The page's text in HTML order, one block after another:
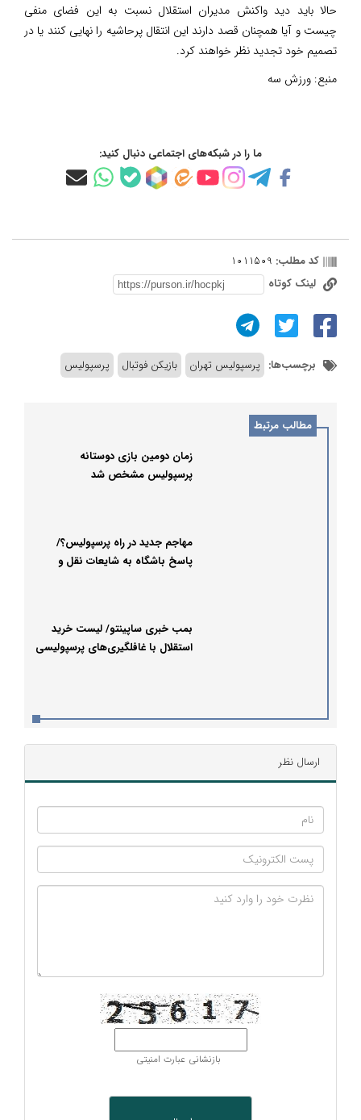
حالا باید دید واکنش مدیران استقلال نسبت به این فضای منفی
چیست و آیا همچنان قصد دارند این انتقال پرحاشیه را نهایی کنند یا در
تصمیم خود تجدید نظر خواهند کرد.
منبع: ورزش سه
ما را در شبکه‌های اجتماعی دنبال کنید:
کد مطلب: 1011509
لینک کوتاه
برچسب‌ها: پرسپولیس تهران بازیکن فوتبال پرسپولیس
مطالب مرتبط
زمان دومین بازی دوستانه
پرسپولیس مشخص شد
مهاجم جدید در راه پرسپولیس؟/
پاسخ باشگاه به شایعات نقل و
بمب خبری ساپینتو/ لیست خرید
استقلال با غافلگیری‌های پرسپولیسی
ارسال نظر
بازنشانی عبارت امنیتی